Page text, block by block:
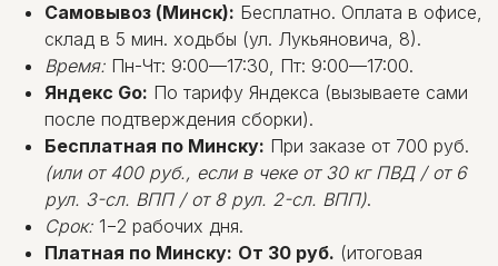
Самовывоз (Минск): Бесплатно. Оплата в офисе,
склад в 5 мин. ходьбы (ул. Лукьяновича, 8).
Время: Пн-Чт: 9:00—17:30, Пт: 9:00—17:00.
Яндекс Go: По тарифу Яндекса (вызываете сами
после подтверждения сборки).
Бесплатная по Минску: При заказе от 700 руб.
(или от 400 руб., если в чеке от 30 кг ПВД / от 6
рул. 3-сл. ВПП / от 8 рул. 2-сл. ВПП).
Срок: 1−2 рабочих дня.
Платная по Минску: От 30 руб. (итоговая